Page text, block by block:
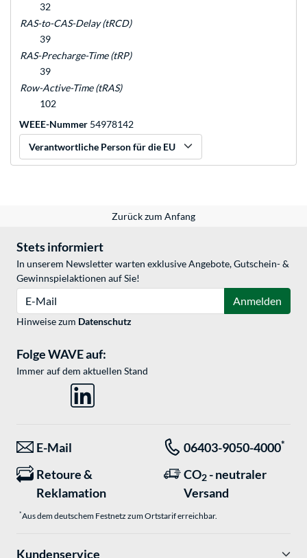
32
RAS-to-CAS-Delay (tRCD)
39
RAS-Precharge-Time (tRP)
39
Row-Active-Time (tRAS)
102
WEEE-Nummer 54978142
Verantwortliche Person für die EU
Zurück zum Anfang
Stets informiert
In unserem Newsletter warten exklusive Angebote, Gutschein- &
Gewinnspielaktionen auf Sie!
Anmelden
Hinweise zum Datenschutz
Folge WAVE auf:
Immer auf dem aktuellen Stand
E-Mail 06403-9050-4000*
Retoure &
Reklamation
CO2 - neutraler
Versand
*Aus dem deutschem Festnetz zum Ortstarif erreichbar.
Kundenservice